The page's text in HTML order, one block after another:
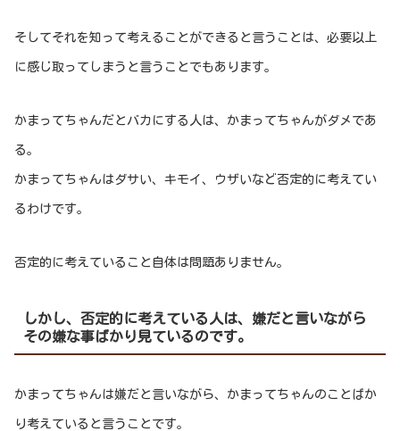
そしてそれを知って考えることができると言うことは、必要以上
に感じ取ってしまうと言うことでもあります。
かまってちゃんだとバカにする人は、かまってちゃんがダメであ
る。
かまってちゃんはダサい、キモイ、ウザいなど否定的に考えてい
るわけです。
否定的に考えていること自体は問題ありません。
しかし、否定的に考えている人は、嫌だと言いながら
その嫌な事ばかり見ているのです。
かまってちゃんは嫌だと言いながら、かまってちゃんのことばか
り考えていると言うことです。